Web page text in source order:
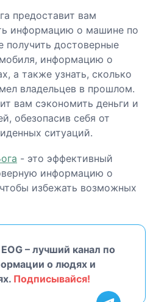
предоставит вам
информацию о машине по
получить достоверные
информацию о
а также узнать, сколько
владельцев в прошлом.
вам сэкономить деньги и
обезопасив себя от
ситуаций.
- это эффективный
информацию о
избежать возможных
– лучший канал по
о людях и
Подписывайся!